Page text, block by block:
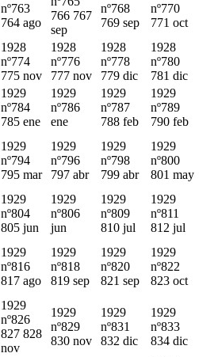
nº763
764 ago
766 767
sep
nº768
769 sep
nº770
771 oct
1928
nº774
775 nov
1928
nº776
777 nov
1928
nº778
779 dic
1928
nº780
781 dic
1929
nº784
785 ene
1929
nº786
ene
1929
nº787
788 feb
1929
nº789
790 feb
1929
nº794
795 mar
1929
nº796
797 abr
1929
nº798
799 abr
1929
nº800
801 may
1929
nº804
805 jun
1929
nº806
jun
1929
nº809
810 jul
1929
nº811
812 jul
1929
nº816
817 ago
1929
nº818
819 sep
1929
nº820
821 sep
1929
nº822
823 oct
1929
nº826
827 828
nov
1929
nº829
830 nov
1929
nº831
832 dic
1929
nº833
834 dic